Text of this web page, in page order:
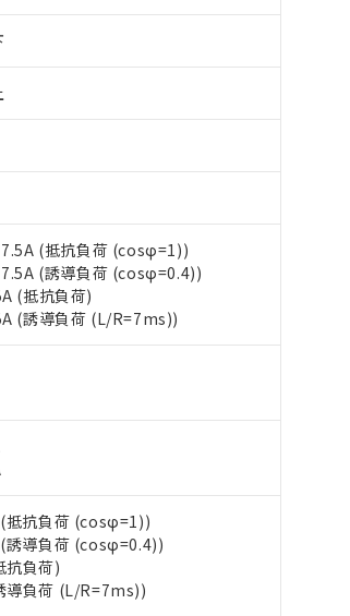
(抵抗負荷 (cosφ=1))
(誘導負荷 (cosφ=0.4))
(抵抗負荷)
(誘導負荷 (L/R=7ms))
抵抗負荷 (cosφ=1))
誘導負荷 (cosφ=0.4))
抗負荷)
導負荷 (L/R=7ms))
10物質）の非含有に対応した製品が提供可能